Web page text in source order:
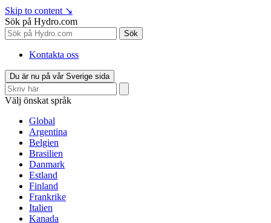
Skip to content ↘
Sök på Hydro.com
Sök
Kontakta oss
Du är nu på vår Sverige sida
Välj önskat språk
Global
Argentina
Belgien
Brasilien
Danmark
Estland
Finland
Frankrike
Italien
Kanada